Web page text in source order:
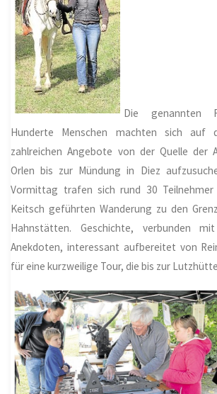
Die genannten
Hunderte Menschen machten sich auf
zahlreichen Angebote von der Quelle der
Orlen bis zur Mündung in Diez
Vormittag trafen sich rund 30
Keitsch geführten Wanderung zu den
Hahnstätten. Geschichte, verbunden
Anekdoten, interessant aufbereitet von
für eine kurzweilige Tour, die bis zur